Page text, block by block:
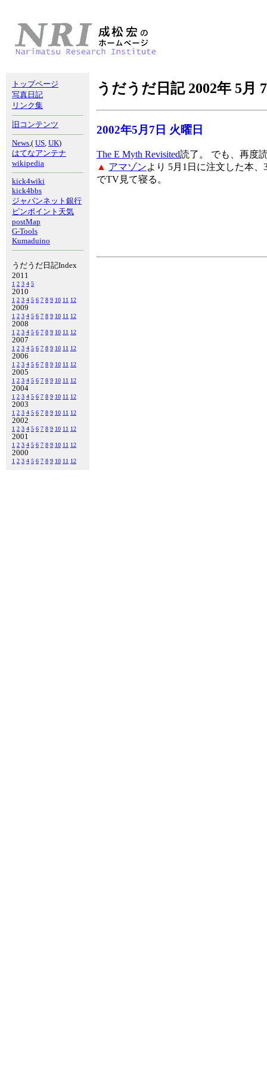
トップページ
写真日記
リンク集
旧コンテンツ
News,( US, UK)
はてなアンテナ
wikipedia
kick4wiki
kick4bbs
ジャパンネット銀行
ピンポイント天気
postMap
G-Tools
Kumaduino
うだうだ日記Index
2011
1 2 3 4 5
2010
1 2 3 4 5 6 7 8 9 10 11 12
2009
1 2 3 4 5 6 7 8 9 10 11 12
2008
1 2 3 4 5 6 7 8 9 10 11 12
2007
1 2 3 4 5 6 7 8 9 10 11 12
2006
1 2 3 4 5 6 7 8 9 10 11 12
2005
1 2 3 4 5 6 7 8 9 10 11 12
2004
1 2 3 4 5 6 7 8 9 10 11 12
2003
1 2 3 4 5 6 7 8 9 10 11 12
2002
1 2 3 4 5 6 7 8 9 10 11 12
2001
1 2 3 4 5 6 7 8 9 10 11 12
2000
1 2 3 4 5 6 7 8 9 10 11 12
うだうだ日記 2002年 5月
2002年5月7日 火曜日
The E Myth Revisited読了。 でも、再度
▲ アマゾンより 5月1日に注文した本
でTV見て寝る。